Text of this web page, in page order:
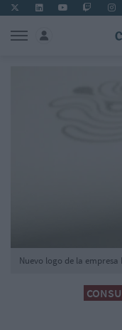
Nuevo logo de la empresa